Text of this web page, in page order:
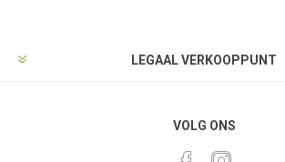
LEGAAL VERKOOPPUNT
VOLG ONS